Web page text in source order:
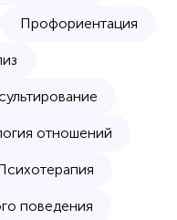
Профориентация
отношений
поведения